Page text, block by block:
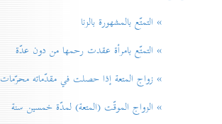
» التمتّع بالمشهورة بالزنا
» التمتّع بامرأة عقدت رحمها من دون عدّة
» زواج المتعة إذا حصلت في مقدّماته محرّمات
» الزواج الموقّت (المتعة) لمدّة خمسين سنة